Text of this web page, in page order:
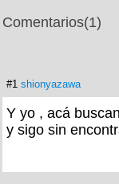
Comentarios(1)
#1 shionyazawa
Y yo , acá
y sigo sin